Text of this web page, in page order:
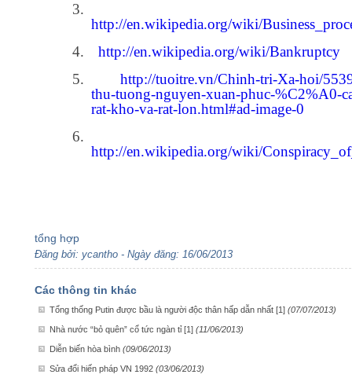
3.
http://en.wikipedia.org/wiki/
4.
http://en.wikipedia.org/wiki/Bankruptcy
5.
http://tuoitre.vn/Chinh-tri-Xa-hoi/
thu-tuong-nguyen-xuan-phuc-%C2%A0-
rat-kho-va-rat-lon.html#ad-image-0
6.
http://en.wikipedia.org/wiki/
tổng hợp
Đăng bởi: ycantho - Ngày đăng: 16/06/2013
Các thông tin khác
Tổng thống Putin được bầu là người độc thân hấp dẫn nhất [1] (07/07/2013)
Nhà nước “bỏ quên” cổ tức ngàn tỉ [1] (11/06/2013)
Diễn biến hòa bình (09/06/2013)
Sửa đổi hiến pháp VN 1992 (03/06/2013)